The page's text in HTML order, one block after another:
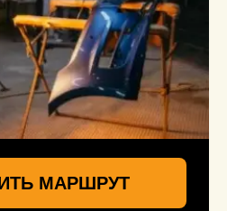
МАРШРУТ